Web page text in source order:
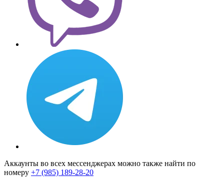
Аккаунты во всех мессенджерах можно также найти по
номеру +7 (985) 189-28-20